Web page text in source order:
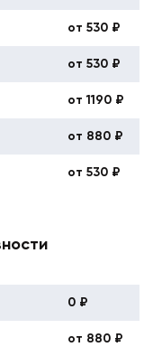
от 530 ₽
от 530 ₽
от 1190 ₽
от 880 ₽
от 530 ₽
0 ₽
от 880 ₽